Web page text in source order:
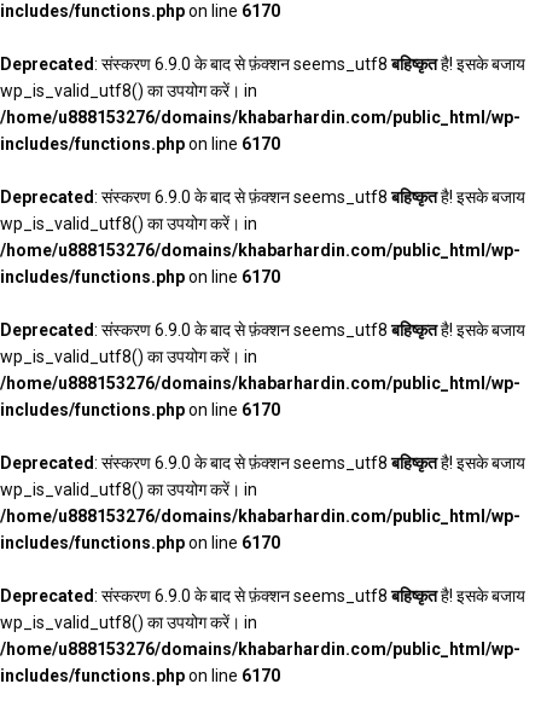
includes/functions.phpon line 6170
Deprecated: संस्करण 6.9.0 के बाद से फ़ंक्शन seems_utf8बहिष्कृतहै! इसके बजाय
wp_is_valid_utf8() का उपयोग करें। in
/home/u888153276/domains/khabarhardin.com/public_html/wp-
includes/functions.phpon line 6170
Deprecated: संस्करण 6.9.0 के बाद से फ़ंक्शन seems_utf8बहिष्कृतहै! इसके बजाय
wp_is_valid_utf8() का उपयोग करें। in
/home/u888153276/domains/khabarhardin.com/public_html/wp-
includes/functions.phpon line 6170
Deprecated: संस्करण 6.9.0 के बाद से फ़ंक्शन seems_utf8बहिष्कृतहै! इसके बजाय
wp_is_valid_utf8() का उपयोग करें। in
/home/u888153276/domains/khabarhardin.com/public_html/wp-
includes/functions.phpon line 6170
Deprecated: संस्करण 6.9.0 के बाद से फ़ंक्शन seems_utf8बहिष्कृतहै! इसके बजाय
wp_is_valid_utf8() का उपयोग करें। in
/home/u888153276/domains/khabarhardin.com/public_html/wp-
includes/functions.phpon line 6170
Deprecated: संस्करण 6.9.0 के बाद से फ़ंक्शन seems_utf8बहिष्कृतहै! इसके बजाय
wp_is_valid_utf8() का उपयोग करें। in
/home/u888153276/domains/khabarhardin.com/public_html/wp-
includes/functions.phpon line 6170